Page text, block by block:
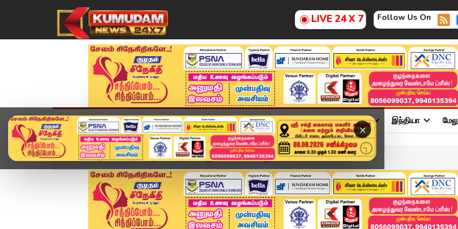
LIVE 24 X 7 Follow Us On
×
முகப்பு விளையாட்டு அண்மை தமிழ்நாடு சினிமா அரசியல் விளையாட்டு இந்தியா
Home வீடியோ ஸ்டோரி தண்ணீர் திறக்க மறுப்பு.. விசாரணைக்கு சென்ற காவல...